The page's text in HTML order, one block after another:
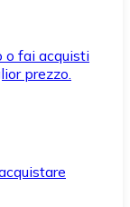
o fai acquisti
prezzo.